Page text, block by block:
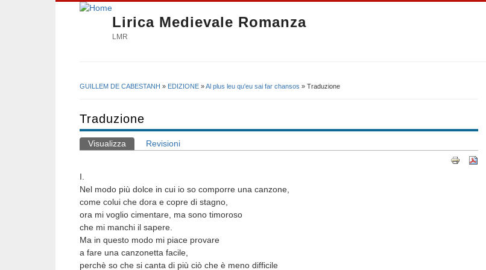
Lirica Medievale Romanza
LMR
GUILLEM DE CABESTANH » EDIZIONE »Al plus leu qu'eu sai far chansos » Traduzione
Traduzione
Schede primarie
Visualizza (scheda attiva)
Revisioni
I.
Nel modo più dolce in cui io so comporre una canzone,
come colui che dora e copre di stagno,
ora mi voglio cimentare, ma sono timoroso
che mi manchi il sapere.
Ma in questo modo mi piace provare
a fare una canzonetta facile,
perchè so che si canta di più ciò che è meno difficile